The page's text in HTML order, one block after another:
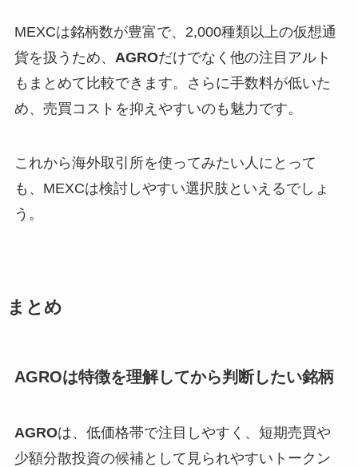
MEXCは銘柄数が豊富で、2,000種類以上の仮想通
貨を扱うため、 AGROだけでなく他の注目アルト
もまとめて比較できます。さらに手数料が低いた
め、売買コストを抑えやすいのも魅力です。
これから海外取引所を使ってみたい人にとって
も、MEXCは検討しやすい選択肢といえるでしょ
う。
まとめ
AGROは特徴を理解してから判断したい銘柄
AGROは、低価格帯で注目しやすく、短期売買や
少額分散投資の候補として見られやすいトークン